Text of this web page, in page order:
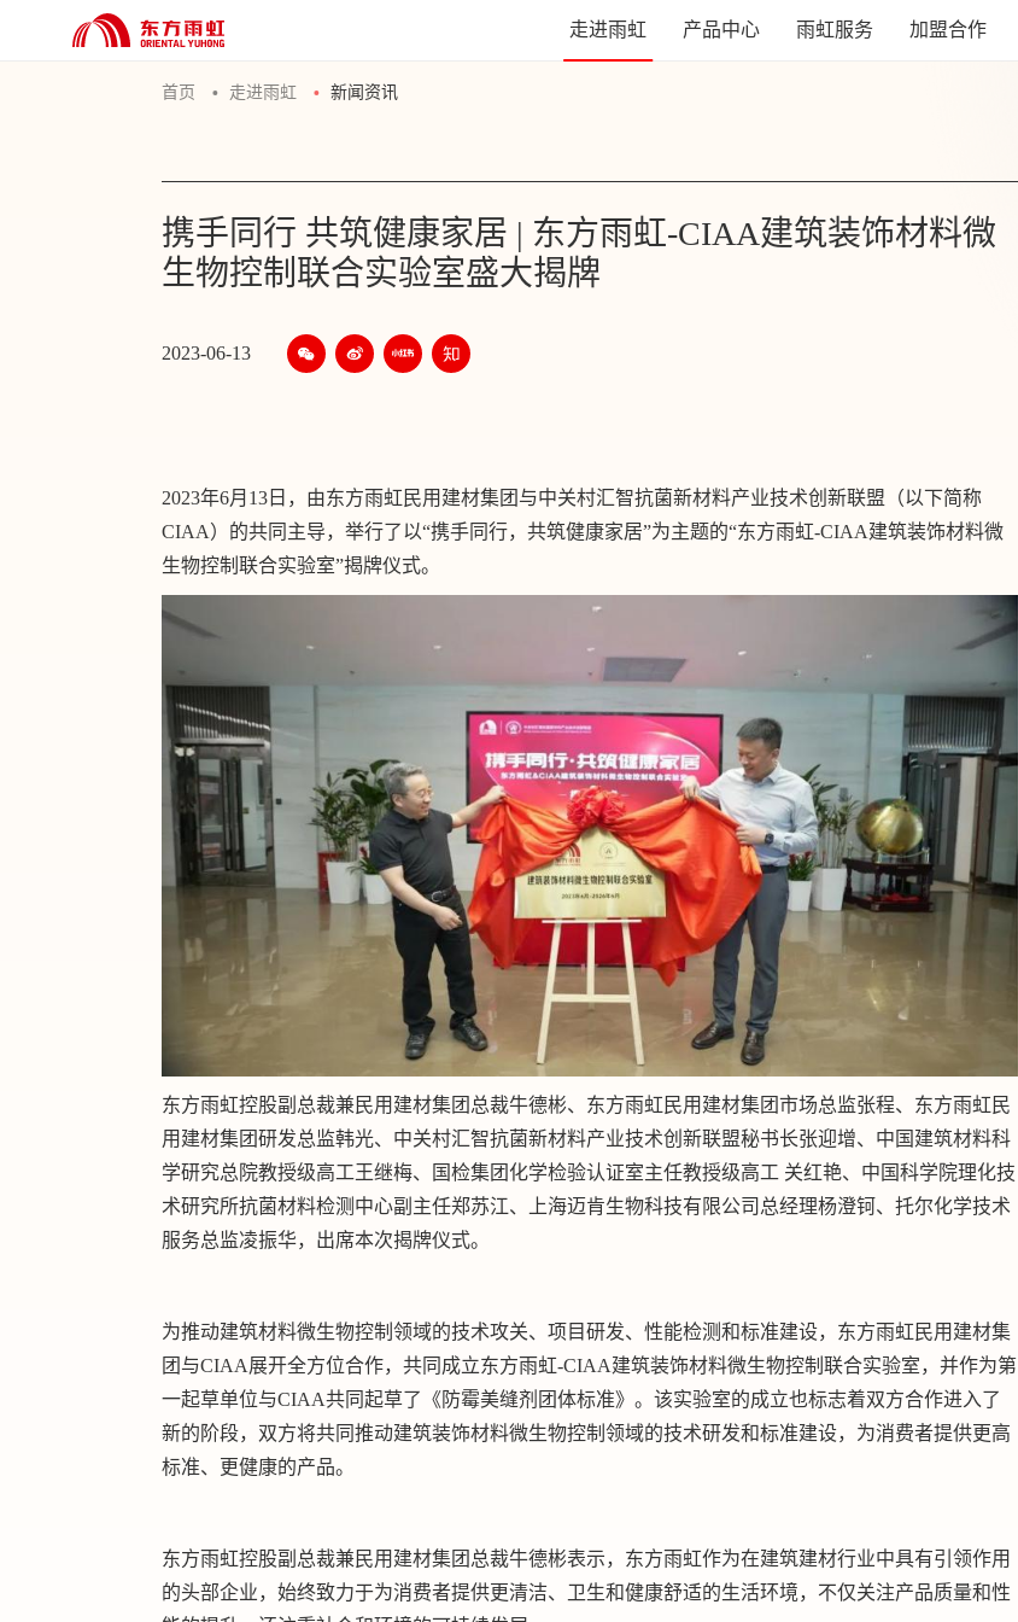
走进雨虹 产品中心 雨虹服务 加盟合作
首页 走进雨虹 新闻资讯
携手同行 共筑健康家居 | 东方雨虹-CIAA建筑装饰材料微
生物控制联合实验室盛大揭牌
2023-06-13
2023年6月13日，由东方雨虹民用建材集团与中关村汇智抗菌新材料产业技术创新联盟（以下简称
CIAA）的共同主导，举行了以“携手同行，共筑健康家居”为主题的“东方雨虹-CIAA建筑装饰材料微
生物控制联合实验室”揭牌仪式。
东方雨虹控股副总裁兼民用建材集团总裁牛德彬、东方雨虹民用建材集团市场总监张程、东方雨虹民
用建材集团研发总监韩光、中关村汇智抗菌新材料产业技术创新联盟秘书长张迎增、中国建筑材料科
学研究总院教授级高工王继梅、国检集团化学检验认证室主任教授级高工 关红艳、中国科学院理化技
术研究所抗菌材料检测中心副主任郑苏江、上海迈肯生物科技有限公司总经理杨澄钶、托尔化学技术
服务总监凌振华，出席本次揭牌仪式。
为推动建筑材料微生物控制领域的技术攻关、项目研发、性能检测和标准建设，东方雨虹民用建材集
团与CIAA展开全方位合作，共同成立东方雨虹-CIAA建筑装饰材料微生物控制联合实验室，并作为第
一起草单位与CIAA共同起草了《防霉美缝剂团体标准》。该实验室的成立也标志着双方合作进入了
新的阶段，双方将共同推动建筑装饰材料微生物控制领域的技术研发和标准建设，为消费者提供更高
标准、更健康的产品。
东方雨虹控股副总裁兼民用建材集团总裁牛德彬表示，东方雨虹作为在建筑建材行业中具有引领作用
的头部企业，始终致力于为消费者提供更清洁、卫生和健康舒适的生活环境，不仅关注产品质量和性